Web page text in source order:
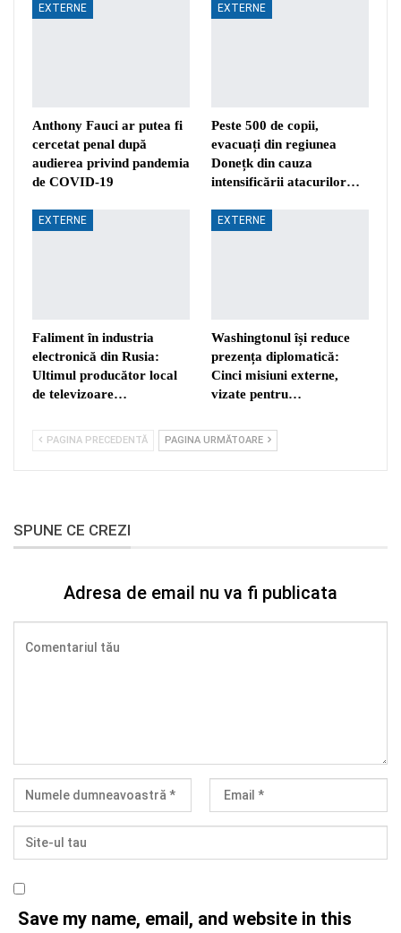
EXTERNE
Anthony Fauci ar putea fi
cercetat penal după
audierea privind pandemia
de COVID-19
EXTERNE
Peste 500 de copii,
evacuați din regiunea
Donețk din cauza
intensificării atacurilor…
EXTERNE
Faliment în industria
electronică din Rusia:
Ultimul producător local
de televizoare…
EXTERNE
Washingtonul își reduce
prezența diplomatică:
Cinci misiuni externe,
vizate pentru…
PAGINA PRECEDENTĂ PAGINA URMĂTOARE
SPUNE CE CREZI
Adresa de email nu va fi publicata
Save my name, email, and website in this